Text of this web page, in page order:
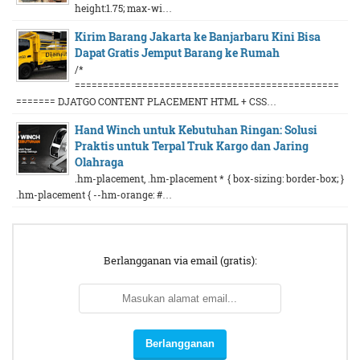
height:1.75; max-wi…
Kirim Barang Jakarta ke Banjarbaru Kini Bisa
Dapat Gratis Jemput Barang ke Rumah
/*
===============================================
======= DJATGO CONTENT PLACEMENT HTML + CSS…
Hand Winch untuk Kebutuhan Ringan: Solusi
Praktis untuk Terpal Truk Kargo dan Jaring
Olahraga
.hm-placement, .hm-placement * { box-sizing: border-box; }
.hm-placement { --hm-orange: #…
Berlangganan via email (gratis):